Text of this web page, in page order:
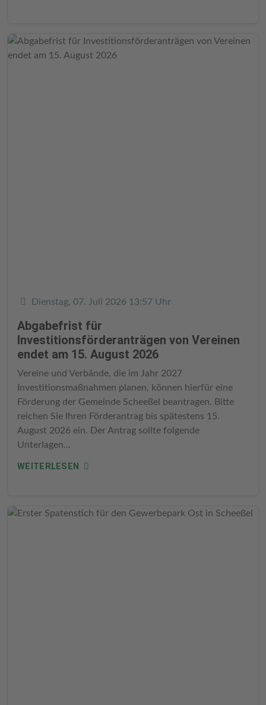
DetailsDienstag, 07. Juli 2026 13:57 Uhr
Abgabefrist für
Investitionsförderanträgen von Vereinen
endet am 15. August 2026
Vereine und Verbände, die im Jahr 2027
Investitionsmaßnahmen planen, können hierfür eine
Förderung der Gemeinde Scheeßel beantragen. Bitte
reichen Sie Ihren Förderantrag bis spätestens 15.
August 2026 ein. Der Antrag sollte folgende
Unterlagen...
WEITERLESEN